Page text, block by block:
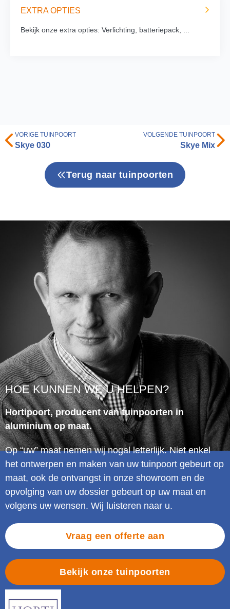
EXTRA OPTIES
Bekijk onze extra opties: Verlichting, batteriepack, ...
VORIGE TUINPOORT
Skye 030
VOLGENDE TUINPOORT
Skye Mix
Terug naar tuinpoorten
HOE KUNNEN WE U HELPEN?
Hortipoort, producent van tuinpoorten in
aluminium op maat.
Op “uw” maat nemen wij nogal letterlijk. Niet enkel
het ontwerpen en maken van uw tuinpoort gebeurt op
maat, ook de ontvangst in onze showroom en de
opvolging van uw dossier gebeurt op uw maat en
volgens uw wensen. Wij luisteren naar u.
Vraag een offerte aan
Bekijk onze tuinpoorten